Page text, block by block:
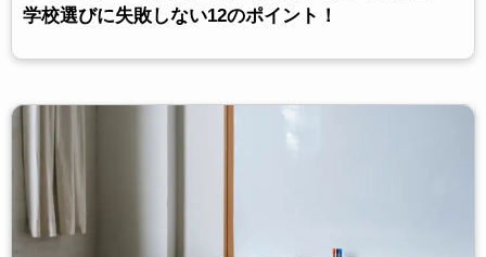
学校選びに失敗しない12のポイント！